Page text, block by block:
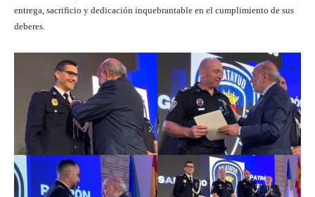
entrega, sacrificio y dedicación inquebrantable en el cumplimiento de sus
deberes.